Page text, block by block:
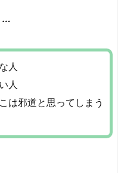
…
人
人
は邪道と思ってしまう